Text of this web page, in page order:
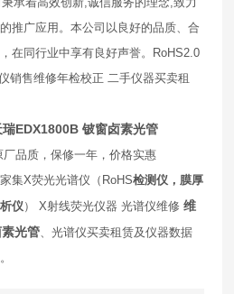
推广应用。本公司以良好的品质、合
在同行业中享有良好声誉。RoHS2.0
售维修年检校正 二手仪器买卖租
瑞EDX1800B 铍窗卤素光管
厂品质，保修一年，价格实惠
集X荧光光谱仪（ RoHS检测仪，膜厚
仪） X射线荧光仪器 光谱仪维修 维
光管 、光谱仪买卖租赁及仪器数据